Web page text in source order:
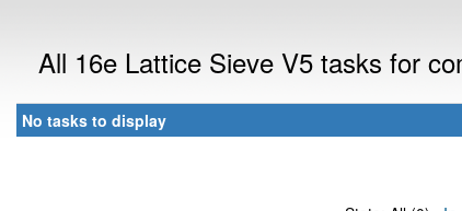
All 16e Lattice Sieve V5 tasks for
No tasks to display